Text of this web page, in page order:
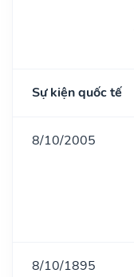
Sự kiện quốc tế
8/10/2005
8/10/1895